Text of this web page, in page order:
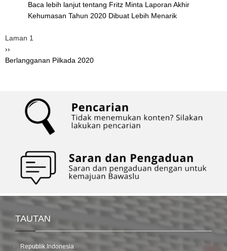
Baca lebih lanjut tentang Fritz Minta Laporan Akhir
Kehumasan Tahun 2020 Dibuat Lebih Menarik
Pagination
Laman 1
Halaman
berikutnya
››
Berlangganan Pilkada 2020
TAUTAN
Republik Indonesia